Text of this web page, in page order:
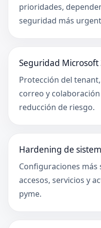
prioridades,
seguridad más
Seguridad Microsoft
Protección del
correo y
reducción de riesgo.
Hardening de
Configuraciones
accesos, servicios y
pyme.